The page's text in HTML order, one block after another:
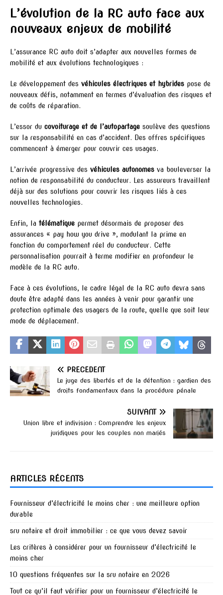
L’évolution de la RC auto face aux
nouveaux enjeux de mobilité
L’assurance RC auto doit s’adapter aux nouvelles formes de
mobilité et aux évolutions technologiques :
Le développement des véhicules électriques et hybrides pose de
nouveaux défis, notamment en termes d’évaluation des risques et
de coûts de réparation.
L’essor du covoiturage et de l’autopartage soulève des questions
sur la responsabilité en cas d’accident. Des offres spécifiques
commencent à émerger pour couvrir ces usages.
L’arrivée progressive des véhicules autonomes va bouleverser la
notion de responsabilité du conducteur. Les assureurs travaillent
déjà sur des solutions pour couvrir les risques liés à ces
nouvelles technologies.
Enfin, la télématique permet désormais de proposer des
assurances « pay how you drive », modulant la prime en
fonction du comportement réel du conducteur. Cette
personnalisation pourrait à terme modifier en profondeur le
modèle de la RC auto.
Face à ces évolutions, le cadre légal de la RC auto devra sans
doute être adapté dans les années à venir pour garantir une
protection optimale des usagers de la route, quelle que soit leur
mode de déplacement.
PRÉCÉDENT
Le juge des libertés et de la détention : gardien des
droits fondamentaux dans la procédure pénale
SUIVANT
Union libre et indivision : Comprendre les enjeux
juridiques pour les couples non mariés
ARTICLES RÉCENTS
Fournisseur d’électricité le moins cher : une meilleure option
durable
sru notaire et droit immobilier : ce que vous devez savoir
Les critères à considérer pour un fournisseur d’électricité le
moins cher
10 questions fréquentes sur la sru notaire en 2026
Tout ce qu’il faut vérifier pour un fournisseur d’électricité le